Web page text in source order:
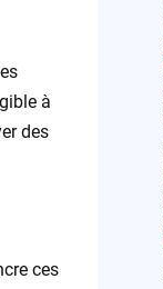
à
des
ces